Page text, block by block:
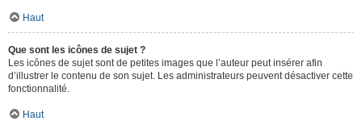
Haut
Que sont les icônes de sujet ?
Les icônes de sujet sont de petites images que l’auteur peut insérer afin
d’illustrer le contenu de son sujet. Les administrateurs peuvent désactiver cette
fonctionnalité.
Haut